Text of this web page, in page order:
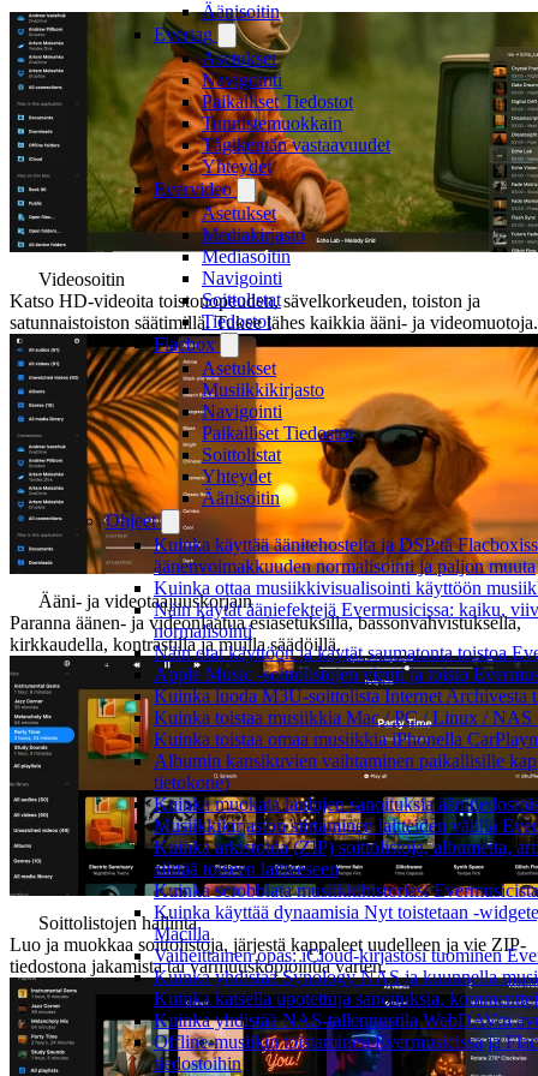
Äänisoitin
Evertag
Asetukset
Navigointi
Paikalliset Tiedostot
Tunnistemuokkain
Tägikentän vastaavuudet
Yhteydet
Evervideo
Asetukset
Mediakirjasto
Mediasoitin
Navigointi
Soittolistat
Tiedostot
Flacbox
Asetukset
Musiikkikirjasto
Navigointi
Paikalliset Tiedostot
Soittolistat
Yhteydet
Äänisoitin
Ohjeet
Kuinka käyttää äänitehosteita ja DSP:tä
äänenvoimakkuuden normalisointi ja paljon muuta
Kuinka ottaa musiikkivisualisointi käyttöön
Näin käytät ääniefektejä Evermusicissa: kaiku,
normalisointi
Näin otat käyttöön ja käytät saumatonta toistoa
Apple Music -soittolistojen vienti ja toisto
Kuinka luoda M3U-soittolista Internet Archivesta
Kuinka toistaa musiikkia Mac / PC / Linux /
Kuinka toistaa omaa musiikkia iPhonella
Albumin kansikuvien vaihtaminen paikallisille
tietokone)
Kuinka muokata laulujen sanoituksia
Musiikkikirjaston siirtäminen laitteiden välillä
Kuinka arkistoida (ZIP) soittolistoja, albumeita,
siirtää toiseen laitteeseen
Kuinka scrobblata musiikkihistoriasi
Kuinka käyttää dynaamisia Nyt toistetaan -
Macilla
Vaiheittainen opas: iCloud-kirjastosi tuominen
Kuinka yhdistää Synology NAS ja kuunnella
Kuinka katsella upotettuja sanoituksia,
Kuinka yhdistää NAS-tallennustila WebDAV:n
Offline-musiikin toistaminen Evermusicissa ja
tiedostoihin
Videosoitin
Katso HD-videoita toistonopeuden, sävelkorkeuden, toiston ja
satunnaistoiston säätimillä. Tukee lähes kaikkia ääni- ja videomuotoja.
Ääni- ja videotaajuuskorjain
Paranna äänen- ja videonlaatua esiasetuksilla, bassonvahvistuksella,
kirkkaudella, kontrastilla ja muilla säädöillä.
Soittolistojen hallinta
Luo ja muokkaa soittolistoja, järjestä kappaleet uudelleen ja vie ZIP-
tiedostona jakamista tai varmuuskopiointia varten.